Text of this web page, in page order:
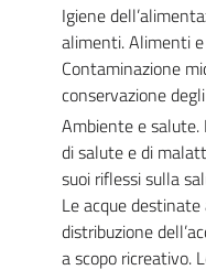
Igiene
alimenti. Alimenti
Contaminazione
conservazione
Ambiente e
di salute e di
suoi riflessi sulla
Le acque
distribuzione
a scopo ricreativo.